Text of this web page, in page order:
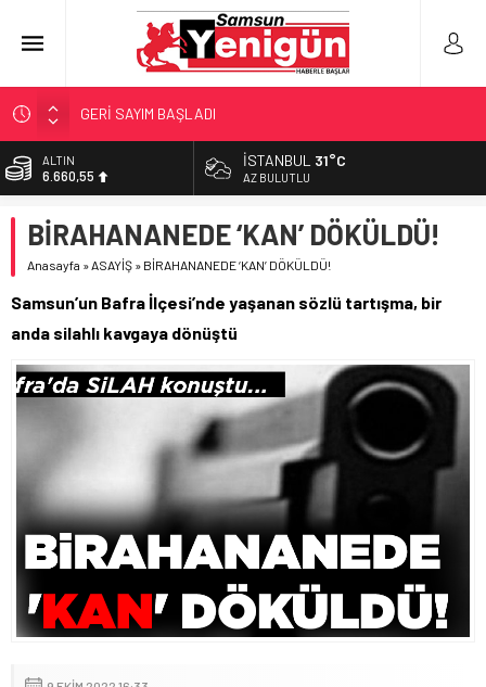
GERİ SAYIM BAŞLADI
SAMSUNSPOR’DA HEDEF 5’İNCİLİK!
‘BAFRA’YA YATIRIM YAPIN!’
YÖNETİCİ SEÇERKEN YAPILAN EN BÜYÜK HATALAR
ALTIN
6.660,55
13.779,39
DOLAR
55,1881
İSTANBUL 31°C
AZ BULUTLU
BİRAHANANEDE ‘KAN’ DÖKÜLDÜ!
Anasayfa »ASAYİŞ » BİRAHANANEDE ‘KAN’ DÖKÜLDÜ!
Samsun’un Bafra İlçesi’nde yaşanan sözlü tartışma, bir
anda silahlı kavgaya dönüştü